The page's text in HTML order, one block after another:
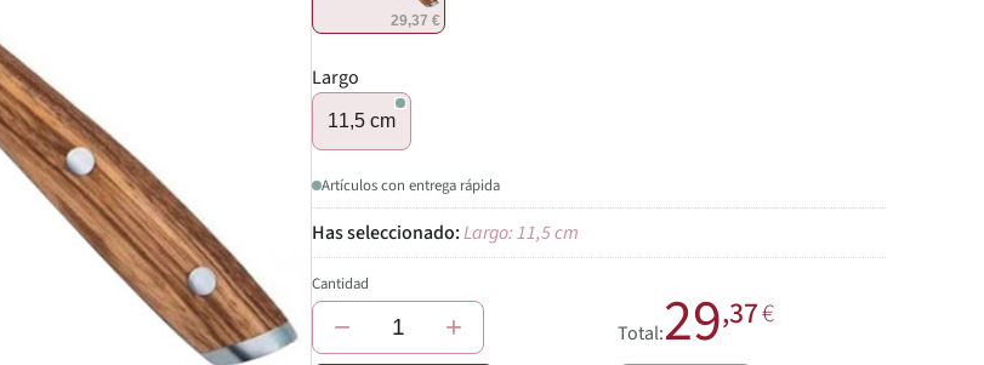
29,37 €
Largo
11,5 cm
Artículos con entrega rápida
Largo: 11,5 cm
Cantidad
− + Total:29,37€